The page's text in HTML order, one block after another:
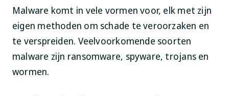
Malware komt in vele vormen voor, elk met zijn
eigen methoden om schade te veroorzaken en
te verspreiden. Veelvoorkomende soorten
malware zijn ransomware, spyware, trojans en
wormen.